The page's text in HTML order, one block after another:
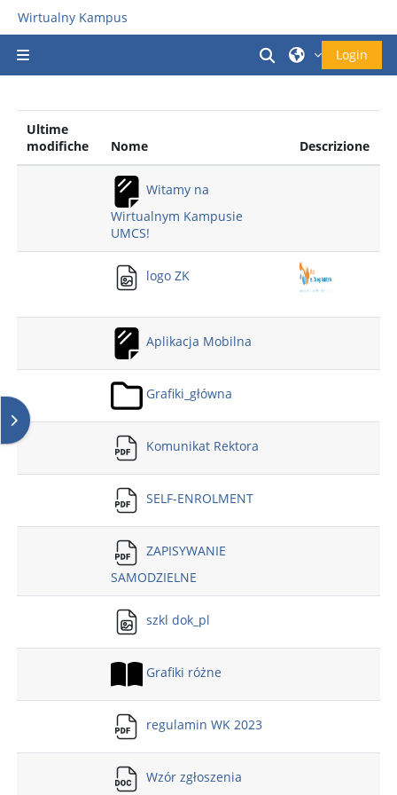
Vai al contenuto principale
Wirtualny Kampus
Attiva/disattiva
Login
Apri il cassetto del blocco
Ultime
modifiche
Nome Descrizione
Witamy na
Wirtualnym Kampusie
UMCS!
logo ZK
Aplikacja Mobilna
Grafiki_główna
Komunikat Rektora
SELF-ENROLMENT
ZAPISYWANIE
SAMODZIELNE
szkl dok_pl
Grafiki różne
regulamin WK 2023
Wzór zgłoszenia